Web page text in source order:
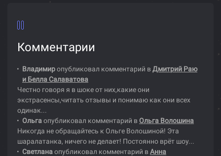
Комментарии
Владимиропубликовал комментарий в Дмитрий Раю
и Белла Салаватова
Честно говоря я в шоке от них,какие они
экстрасенсы,читать отзывы и понимаю как они всех
одинак...
Ольгаопубликовал комментарий в Ольга Волошина
Никогда не обращайтесь к Ольге Волошиной! Эта
шаралатанка, ничего не делает! Постоянно врёт шоу...
Светланаопубликовал комментарий в Анна